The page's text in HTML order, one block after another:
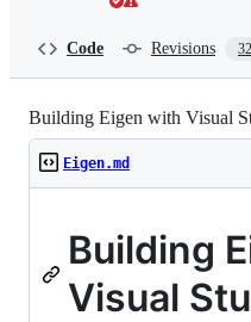
Code Revisions 32
Building Eigen with Visual
Eigen.md
Building
Visual